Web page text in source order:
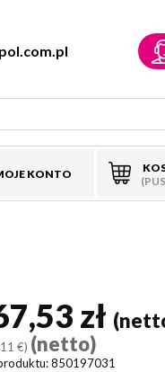
KONTO
zł
€) (netto)
850197031